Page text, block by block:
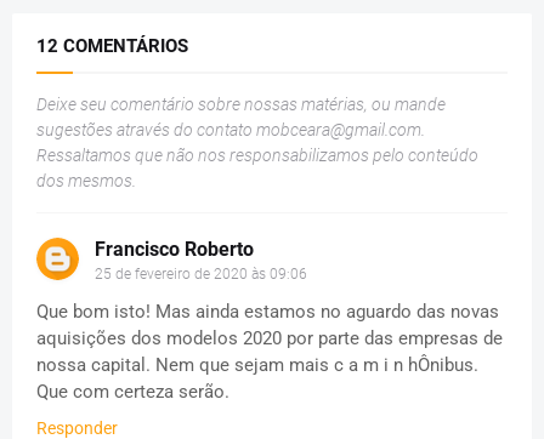
12 COMENTÁRIOS
Deixe seu comentário sobre nossas matérias, ou mande
sugestões através do contato mobceara@gmail.com
Ressaltamos que não nos responsabilizamos pelo conteúdo
dos mesmos.
Francisco Roberto
25 de fevereiro de 2020 às 09:06
Que bom isto! Mas ainda estamos no aguardo das novas
aquisições dos modelos 2020 por parte das empresas de
nossa capital. Nem que sejam mais c a m i n hÔnibus.
Que com certeza serão.
Responder